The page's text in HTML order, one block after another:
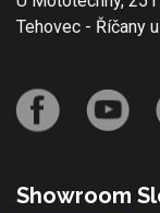
Tehovec - Říčany
Showroom